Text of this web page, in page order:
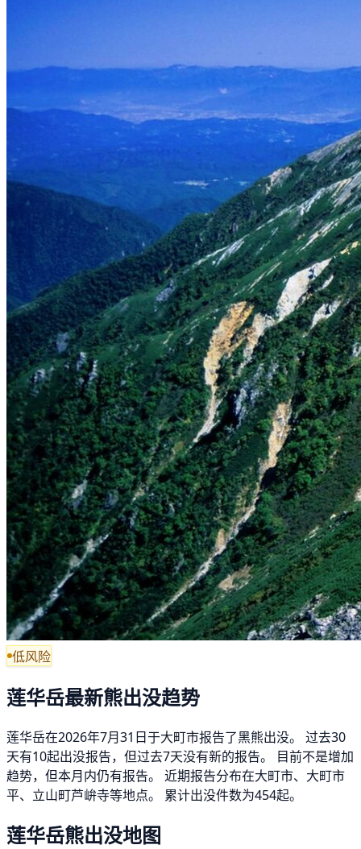
低风险
莲华岳最新熊出没趋势
莲华岳在2026年7月31日于大町市报告了黑熊出没。 过去30
天有10起出没报告，但过去7天没有新的报告。 目前不是增加
趋势，但本月内仍有报告。 近期报告分布在大町市、大町市
平、立山町芦峅寺等地点。 累计出没件数为454起。
莲华岳熊出没地图